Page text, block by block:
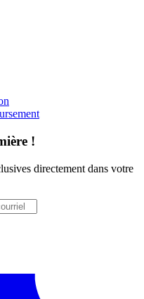
!
directement dans votre